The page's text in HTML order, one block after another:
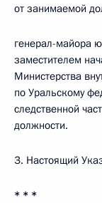
от занимаемой
генерал-майора
заместителем
Министерства
по Уральскому
следственной
должности.
3. Настоящий
* * *